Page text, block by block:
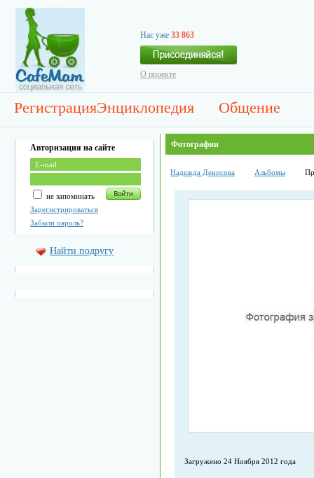
Нас уже 33 863
О проекте
РегистрацияЭнциклопедия Общение
Авторизация на сайте
не запоминать
Зарегистрироваться
Забыли пароль?
Найти подругу
Фотографии
Надежда Денисова Альбомы
Загружено 24 Ноября 2012 года